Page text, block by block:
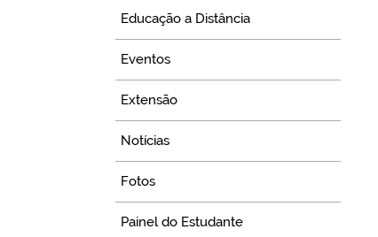
Educação a Distância
Eventos
Extensão
Notícias
Fotos
Painel do Estudante